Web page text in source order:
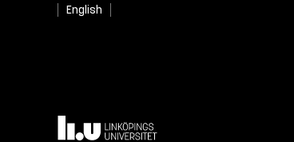
English
Hem